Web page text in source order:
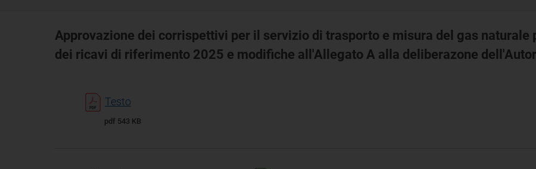
Approvazione dei corrispettivi per il servizio di trasporto e misura del gas naturale
dei ricavi di riferimento 2025 e modifiche all'Allegato A alla deliberazone
Testo
pdf 543 KB